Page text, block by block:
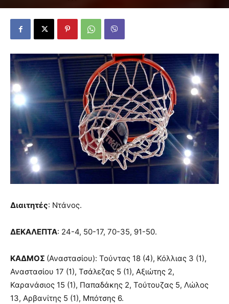
Διαιτητές: Ντάνος.
ΔΕΚΑΛΕΠΤΑ: 24-4, 50-17, 70-35, 91-50.
ΚΑΔΜΟΣ (Αναστασίου): Τούντας 18 (4), Κόλλιας 3 (1),
Αναστασίου 17 (1), Τσάλεζας 5 (1), Αξιώτης 2,
Καρανάσιος 15 (1), Παπαδάκης 2, Τούτουζας 5, Λώλος
13, Αρβανίτης 5 (1), Μπότσης 6.